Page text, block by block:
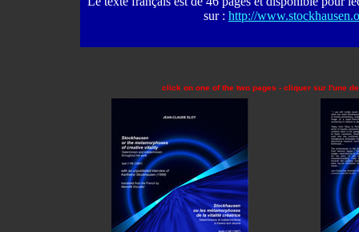
sur : http://
click on one of the two pages - cliquer sur l'une